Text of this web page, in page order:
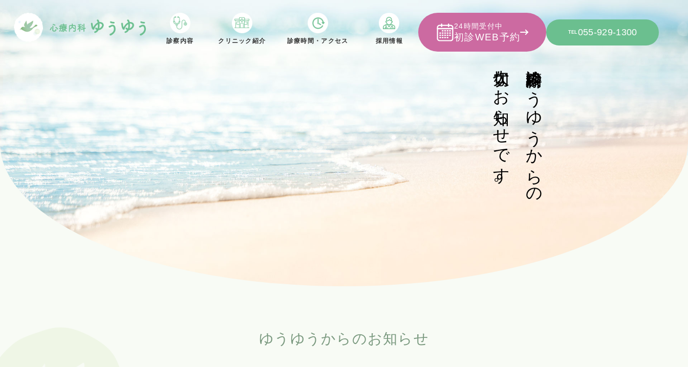
診察内容 クリニック紹介 診療時間・アクセス 採用情報
24時間受付中
初診WEB予約 TEL055-929-1300
診療内科ゆうゆうからの
大切なお知らせです。
ゆうゆうからのお知らせ